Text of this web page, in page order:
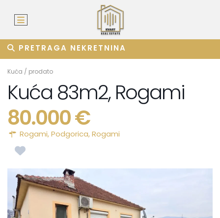
PRETRAGA NEKRETNINA
Kuća / prodato
Kuća 83m2, Rogami
80.000 €
Rogami,Podgorica,Rogami